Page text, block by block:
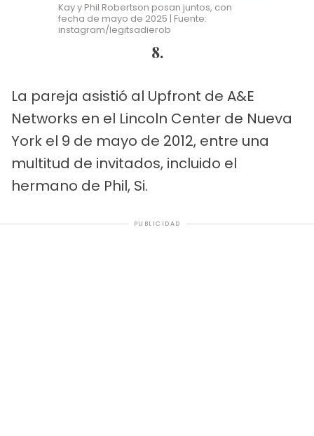
Kay y Phil Robertson posan juntos, con
fecha de mayo de 2025 | Fuente:
instagram/legitsadierob
8.
La pareja asistió al Upfront de A&E
Networks en el Lincoln Center de Nueva
York el 9 de mayo de 2012, entre una
multitud de invitados, incluido el
hermano de Phil, Si.
PUBLICIDAD